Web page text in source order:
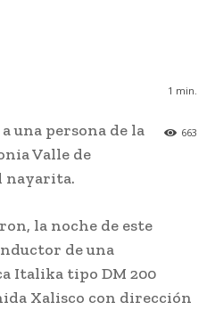
1 min.
663
una persona de la
Valle de
nayarita.
la noche de este
de una
Italika tipo DM 200
Xalisco con dirección